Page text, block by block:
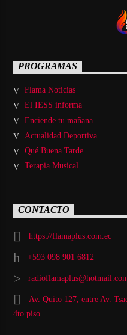
PROGRAMAS
Flama Noticias
El IESS informa
Enciende tu mañana
Actualidad Deportiva
Qué Buena Tarde
Terapia Musical
CONTACTO
https://flamaplus.com.ec
+593 098 901 6812
Av. Quito 127, entre Av.
4to piso